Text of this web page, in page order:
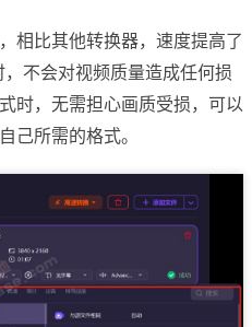
相比其他转换器，速度提高了
不会对视频质量造成任何损
时，无需担心画质受损，可以
己所需的格式。